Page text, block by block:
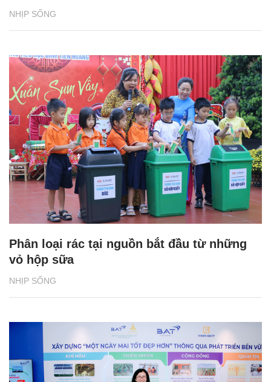
NHỊP SỐNG
NHỊP SỐNG
Phân loại rác tại nguồn bắt đầu từ những
vỏ hộp sữa